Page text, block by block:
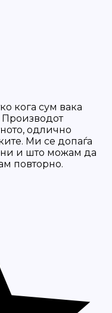
кога сум вака
одлично
Ми се допаѓа
и што можам да
повторно.